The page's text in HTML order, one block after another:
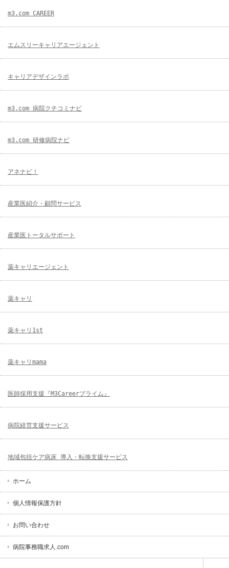
m3.com CAREER
エムスリーキャリアエージェント
キャリアデザインラボ
m3.com 病院クチコミナビ
m3.com 研修病院ナビ
アネナビ！
産業医紹介・顧問サービス
産業医トータルサポート
薬キャリエージェント
薬キャリ
薬キャリ1st
薬キャリmama
医師採用支援『M3Careerプライム』
病院経営支援サービス
地域包括ケア病床 導入・転換支援サービス
ホーム
個人情報保護方針
お問い合わせ
病院事務職求人.com